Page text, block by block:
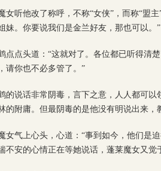
女听他改了称呼，不称“女侠”，而称“盟
妹。你要说我们是金兰好友，那也可以。”
点点头道：“这就对了。各位都已听得清
请你也不必多管了。”
的说话非常阴毒，言下之意，人人都可
的附庸。但最阴毒的是他没有明说出来，
女气上心头，心道：“事到如今，他们是
不安的心情正在等她说话，蓬莱魔女又觉